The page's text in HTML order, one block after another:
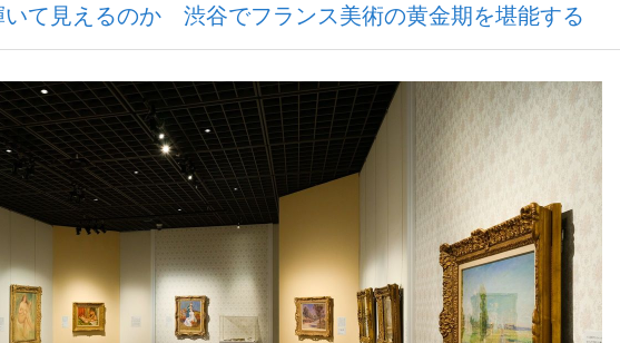
侍ジャパン選手が証言した“NPB聞... 「クマが悪者扱いされているのが
いまさら聞けない
Mute
いて見えるのか 渋谷でフランス美術の黄金期を堪能する